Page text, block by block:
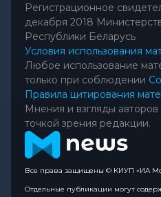
Регистрационное
декабря 2018
Республики Беларусь
Условия использования
Любое использование
только при соблюдении
Правила цитирования
Мнения и взгляды
точкой зрения редакции.
Все права защищены © КИУП «ИА
Отдельные публикации могут